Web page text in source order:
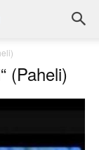
(Paheli)